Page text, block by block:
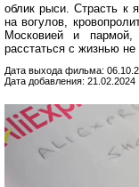
облик рыси. Страсть к
на вогулов,
Московией и
расстаться с жизнью не
Дата выхода фильма:
Дата добавления: 21.02.2024